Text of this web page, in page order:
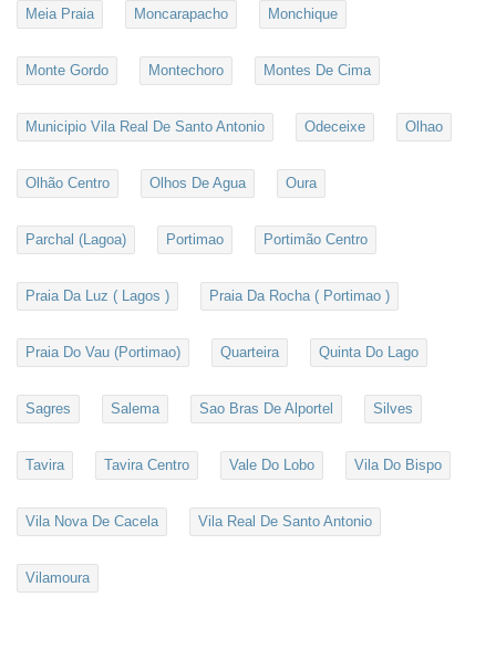
Meia Praia Moncarapacho Monchique
Monte Gordo Montechoro Montes De Cima
Municipio Vila Real De Santo Antonio Odeceixe Olhao
Olhão Centro Olhos De Agua Oura
Parchal (Lagoa) Portimao Portimão Centro
Praia Da Luz ( Lagos ) Praia Da Rocha ( Portimao )
Praia Do Vau (Portimao) Quarteira Quinta Do Lago
Sagres Salema Sao Bras De Alportel Silves
Tavira Tavira Centro Vale Do Lobo Vila Do Bispo
Vila Nova De Cacela Vila Real De Santo Antonio
Vilamoura